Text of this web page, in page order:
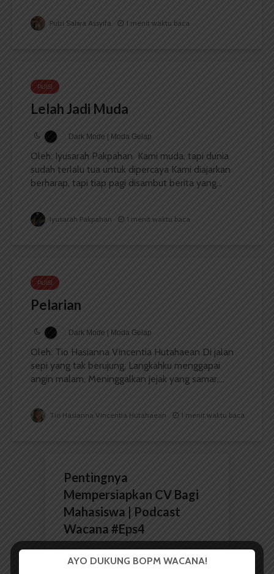
Putri Salwa Assyifa 1 menit waktu baca
PUISI
Lelah Jadi Muda
Dark Mode | Moda Gelap
Oleh: Iyusarah Pakpahan Kami muda, tapi dunia
sudah terlalu tua untuk dipercaya Kami diajarkan
berharap, tapi tiap pagi disambut berita yang...
Iyusarah Pakpahan 1 menit waktu baca
PUISI
Pelarian
Dark Mode | Moda Gelap
Oleh: Tio Hasianna Vincentia Hutahaean Di jalan
sepi yang tak berujung, Langkahku menggapai
angin malam, Meninggalkan jejak yang samar,...
Tio Hasianna Vincentia Hutahaean 1 menit waktu baca
Pentingnya
Mempersiapkan CV Bagi
Mahasiswa | Podcast
Wacana #Eps4
Pemutar
Video
AYO DUKUNG BOPM WACANA!